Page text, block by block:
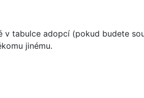
tabulce adopcí (pokud budete
jinému.